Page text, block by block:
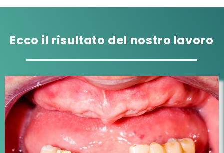
Ecco il risultato del nostro lavoro